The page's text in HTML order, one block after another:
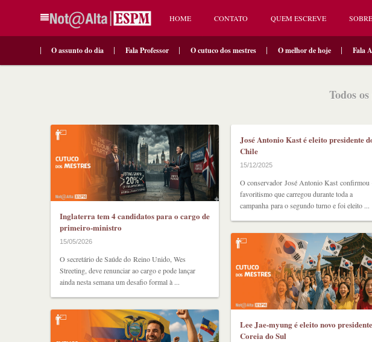
HOME CONTATO QUEM ESCREVE SOBRE
O assunto do dia Fala Professor O cutuco dos mestres O melhor de hoje Fala
Todos
Inglaterra tem 4 candidatos para o cargo de
primeiro-ministro
15/05/2026
O secretário de Saúde do Reino Unido, Wes
Streeting, deve renunciar ao cargo e pode lançar
ainda nesta semana um desafio formal à ...
José Antonio Kast é eleito presidente
Chile
15/12/2025
O conservador José Antonio Kast confirmou
favoritismo que carregou durante toda a
campanha para o segundo turno e foi eleito ...
Lee Jae-myung é eleito novo
Coreia do Sul